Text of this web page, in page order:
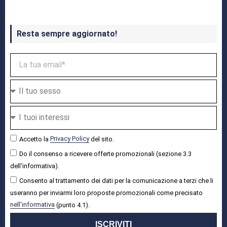
Resta sempre aggiornato!
Accetto la Privacy Policydel sito.
Do il consenso a ricevere offerte promozionali (sezione 3.3
dell'informativa).
Consento al trattamento dei dati per la comunicazione a terzi che li
useranno per inviarmi loro proposte promozionali come precisato
nell'informativa (punto 4.1).
ISCRIVITI